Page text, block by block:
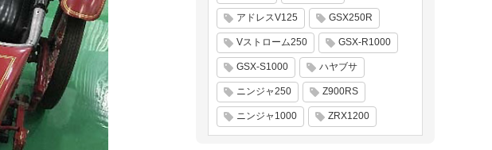
アドレスV125 GSX250R
Vストローム250 GSX-R1000
GSX-S1000 ハヤブサ
ニンジャ250 Z900RS
ニンジャ1000 ZRX1200